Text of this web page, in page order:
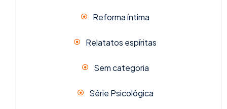
Reforma íntima
Relatatos espíritas
Sem categoria
Série Psicológica